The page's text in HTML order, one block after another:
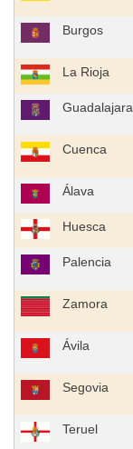
Burgos
La Rioja
Guadalajara
Cuenca
Álava
Huesca
Palencia
Zamora
Ávila
Segovia
Teruel